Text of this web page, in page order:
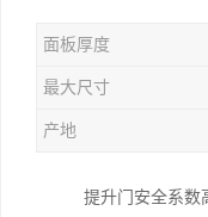
面板厚度
最大尺寸
产地
提升门安全系数